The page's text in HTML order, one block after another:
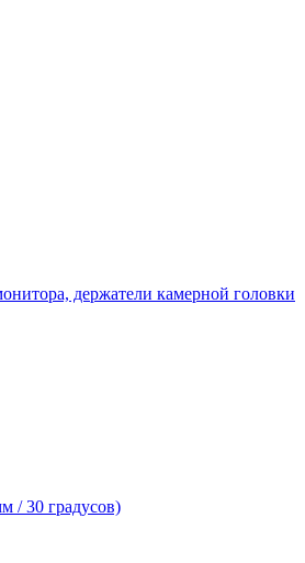
держатели камерной головки
/ 30 градусов)